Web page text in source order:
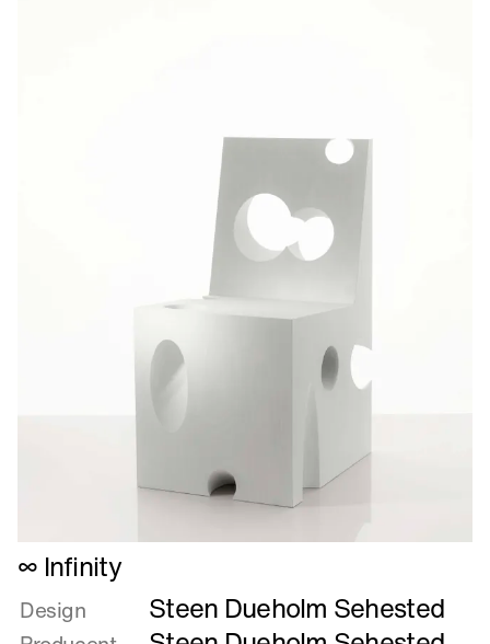
Læs
mere
om
∞
∞ Infinity
Design Steen Dueholm Sehested